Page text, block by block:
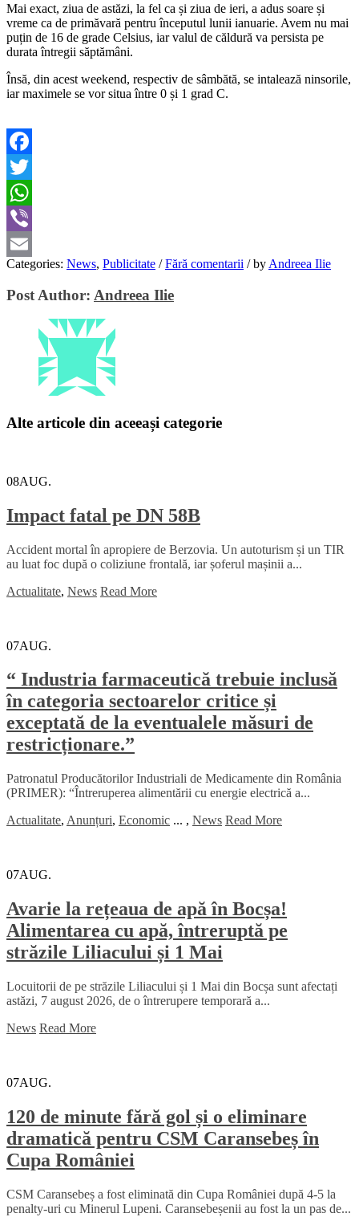
Mai exact, ziua de astăzi, la fel ca și ziua de ieri, a adus soare și
vreme ca de primăvară pentru începutul lunii ianuarie. Avem nu mai
puțin de 16 de grade Celsius, iar valul de căldură va persista pe
durata întregii săptămâni.
Însă, din acest weekend, respectiv de sâmbătă, se intalează ninsorile,
iar maximele se vor situa între 0 și 1 grad C.
Facebook
Twitter
WhatsApp
Viber
Email
Categories: News, Publicitate / Fără comentarii /by Andreea Ilie
Post Author: Andreea Ilie
Alte articole din aceeași categorie
08AUG.
Impact fatal pe DN 58B
Accident mortal în apropiere de Berzovia. Un autoturism și un TIR
au luat foc după o coliziune frontală, iar șoferul mașinii a...
Actualitate, News Read More
07AUG.
“ Industria farmaceutică trebuie inclusă
în categoria sectoarelor critice și
exceptată de la eventualele măsuri de
restricționare.”
Patronatul Producătorilor Industriali de Medicamente din România
(PRIMER): “Întreruperea alimentării cu energie electrică a...
Actualitate, Anunțuri, Economic ... , News Read More
07AUG.
Avarie la rețeaua de apă în Bocșa!
Alimentarea cu apă, întreruptă pe
străzile Liliacului și 1 Mai
Locuitorii de pe străzile Liliacului și 1 Mai din Bocșa sunt afectați
astăzi, 7 august 2026, de o întrerupere temporară a...
News Read More
07AUG.
120 de minute fără gol și o eliminare
dramatică pentru CSM Caransebeș în
Cupa României
CSM Caransebeș a fost eliminată din Cupa României după 4-5 la
penalty-uri cu Minerul Lupeni. Caransebeșenii au fost la un pas de...